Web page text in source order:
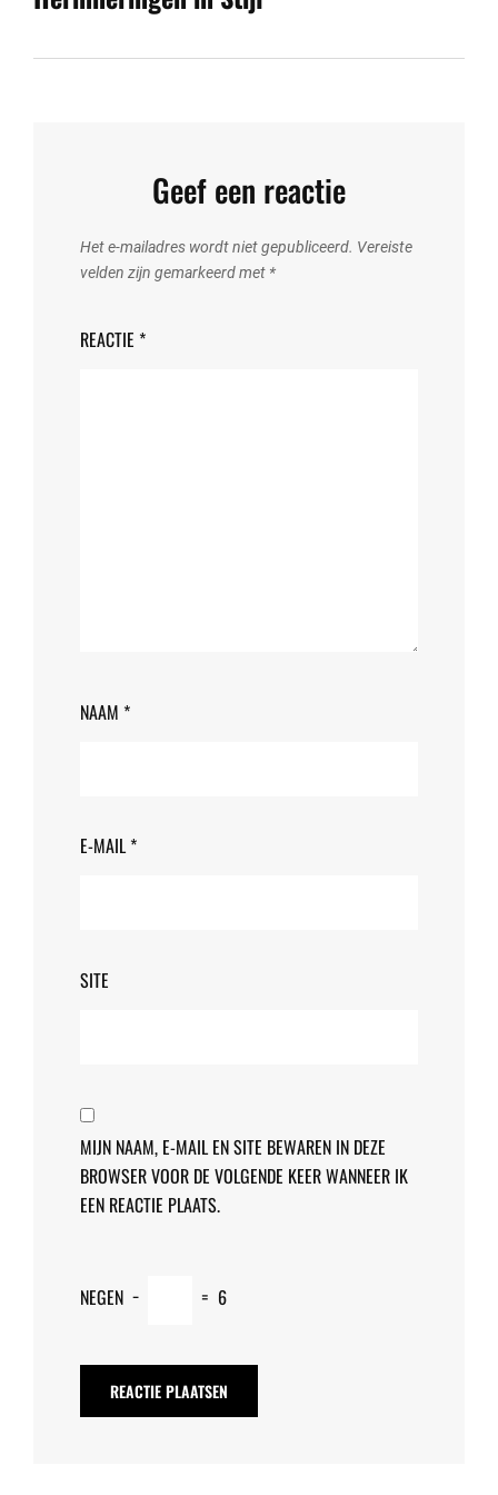
Geef een reactie
Het e-mailadres wordt niet gepubliceerd. Vereiste
velden zijn gemarkeerd met *
REACTIE *
NAAM *
E-MAIL*
SITE
MIJN NAAM, E-MAIL EN SITE BEWAREN IN DEZE
BROWSER VOOR DE VOLGENDE KEER WANNEER IK
EEN REACTIE PLAATS.
NEGEN − = 6